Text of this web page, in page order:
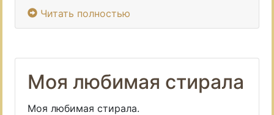
Читать полностью
Моя любимая стирала
Моя любимая стирала.